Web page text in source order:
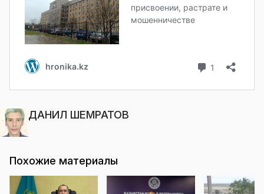
ДАНИЛ ШЕМРАТОВ
Похожие материалы